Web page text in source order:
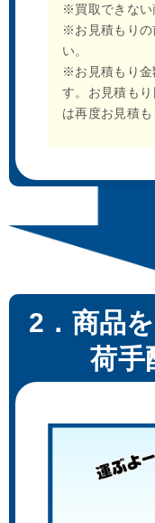
※買取できない
※お見積もりの
い。
※お見積もり金
す。お見積も
は再度お見積も
2．商品
荷手